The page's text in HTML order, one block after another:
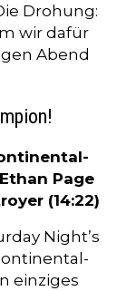
Drohung:
wir dafür
Abend
Page
(14:22)
Night’s
einziges